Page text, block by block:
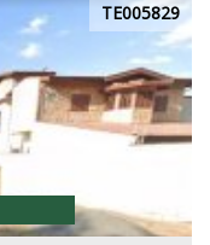
TE005829